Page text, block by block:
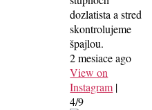
dozlatista a stred
skontrolujeme
špajlou.
2 mesiace ago
View on
Instagram |
4/9